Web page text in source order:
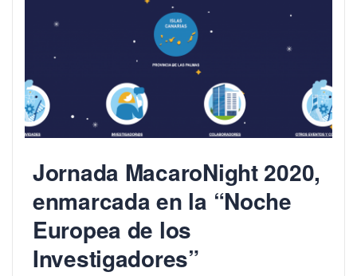
Jornada MacaroNight 2020,
enmarcada en la “Noche
Europea de los
Investigadores”